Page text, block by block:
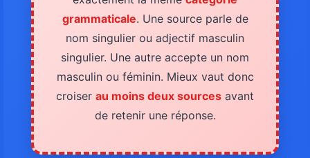
grammaticale. Une source parle de
nom singulier ou adjectif masculin
singulier. Une autre accepte un nom
masculin ou féminin. Mieux vaut donc
croiser au moins deux sources avant
de retenir une réponse.